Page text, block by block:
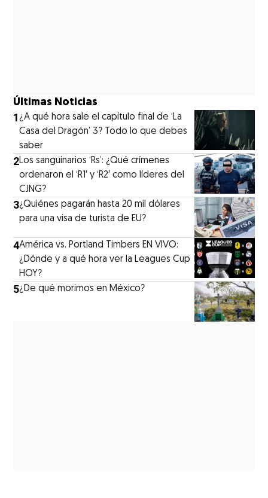
Últimas Noticias
1¿A qué hora sale el capítulo final de ‘La
Casa del Dragón’ 3? Todo lo que debes
saber
2Los sanguinarios ‘Rs’: ¿Qué crímenes
ordenaron el ‘R1′ y ‘R2′ como líderes del
CJNG?
3¿Quiénes pagarán hasta 20 mil dólares
para una visa de turista de EU?
4América vs. Portland Timbers EN VIVO:
¿Dónde y a qué hora ver la Leagues Cup
HOY?
5¿De qué morimos en México?